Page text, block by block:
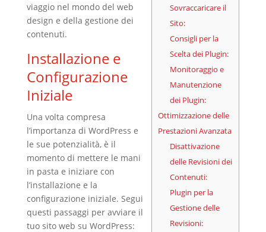
Sovraccaricare il
Sito:
Consigli per la
Scelta dei Plugin:
Monitoraggio e
Manutenzione
dei Plugin:
Ottimizzazione delle
Prestazioni Avanzata
Disattivazione
delle Revisioni dei
Contenuti:
Plugin per la
Gestione delle
Revisioni:
viaggio nel mondo del web
design e della gestione dei
contenuti.
Installazione e
Configurazione
Iniziale
Una volta compresa
l’importanza di WordPress e
le sue potenzialità, è il
momento di mettere le mani
in pasta e iniziare con
l’installazione e la
configurazione iniziale. Segui
questi passaggi per avviare il
tuo sito web su WordPress: